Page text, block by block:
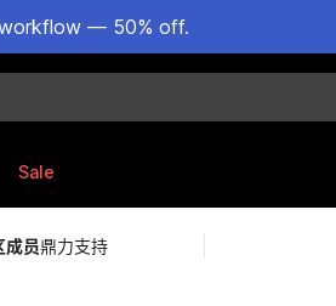
— 50% off.
Sale
成员鼎力支持